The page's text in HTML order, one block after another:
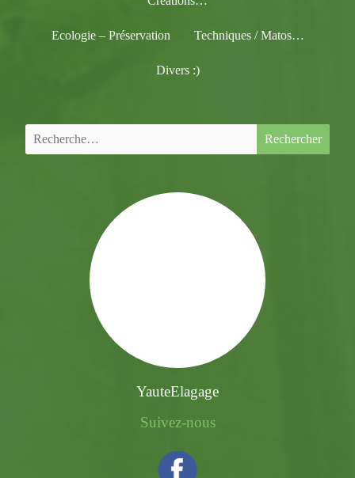
Ecologie – Préservation Techniques / Matos…
Divers :)
Rechercher :
YauteElagage
Suivez-nous